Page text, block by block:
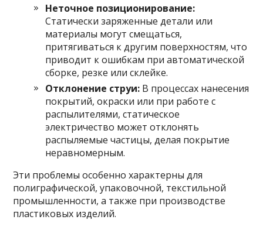
Неточное позиционирование:
Статически заряженные детали или
материалы могут смещаться,
притягиваться к другим поверхностям, что
приводит к ошибкам при автоматической
сборке, резке или склейке.
Отклонение струи: В процессах нанесения
покрытий, окраски или при работе с
распылителями, статическое
электричество может отклонять
распыляемые частицы, делая покрытие
неравномерным.
Эти проблемы особенно характерны для
полиграфической, упаковочной, текстильной
промышленности, а также при производстве
пластиковых изделий.